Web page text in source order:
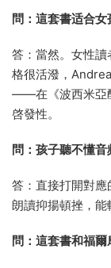
問：這套書适合女
答：當然。女性讀
格很活潑，
——在《波西米亞
啓發性。
問：孩子聽不懂音
答：直接打開對
朗讀抑揚頓挫，能
問：這套書和福